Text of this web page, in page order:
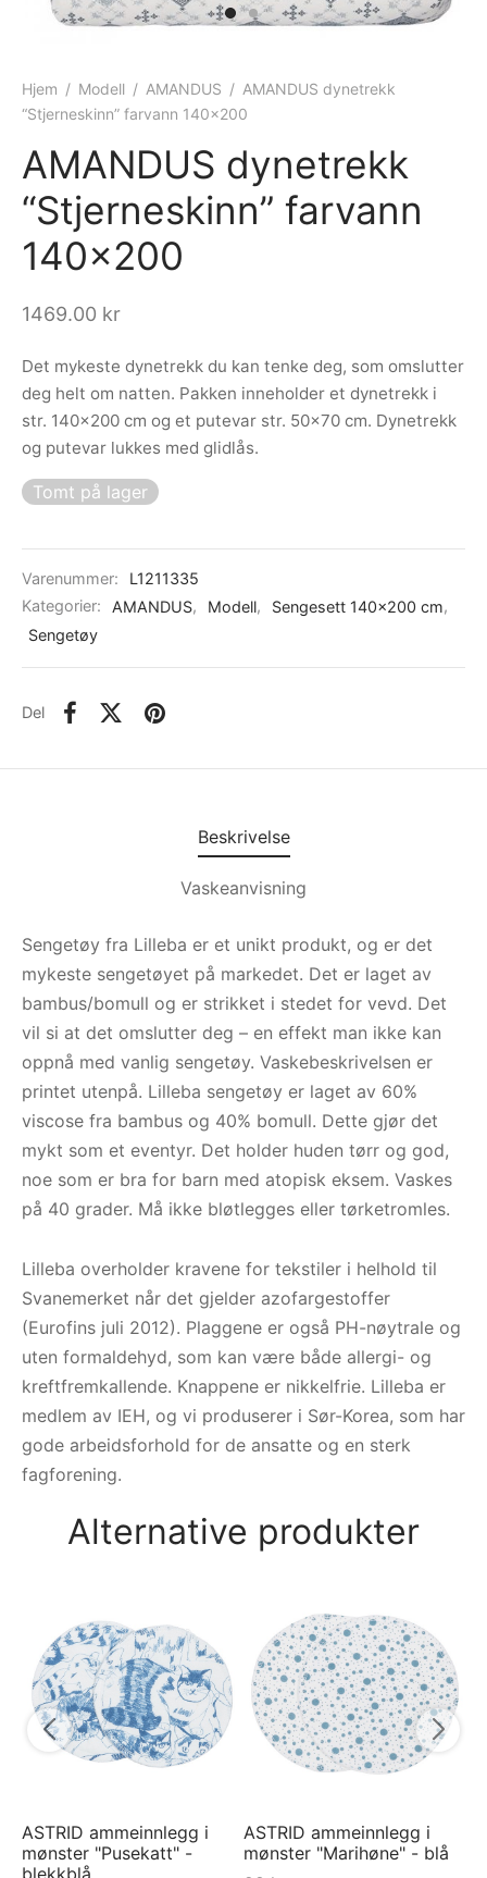
Hjem / Modell / AMANDUS / AMANDUS dynetrekk
“Stjerneskinn” farvann 140×200
AMANDUS dynetrekk
“Stjerneskinn” farvann
140×200
1469.00 kr
Det mykeste dynetrekk du kan tenke deg, som omslutter
deg helt om natten. Pakken inneholder et dynetrekk i
str. 140×200 cm og et putevar str. 50×70 cm. Dynetrekk
og putevar lukkes med glidlås.
Tomt på lager
Varenummer:
L1211335
Kategorier:
AMANDUS, Modell, Sengesett 140x200 cm,
Sengetøy
Del
Beskrivelse
Vaskeanvisning
Sengetøy fra Lilleba er et unikt produkt, og er det
mykeste sengetøyet på markedet. Det er laget av
bambus/bomull og er strikket i stedet for vevd. Det
vil si at det omslutter deg – en effekt man ikke kan
oppnå med vanlig sengetøy. Vaskebeskrivelsen er
printet utenpå. Lilleba sengetøy er laget av 60%
viscose fra bambus og 40% bomull. Dette gjør det
mykt som et eventyr. Det holder huden tørr og god,
noe som er bra for barn med atopisk eksem. Vaskes
på 40 grader. Må ikke bløtlegges eller tørketromles.
Lilleba overholder kravene for tekstiler i helhold til
Svanemerket når det gjelder azofargestoffer
(Eurofins juli 2012). Plaggene er også PH-nøytrale og
uten formaldehyd, som kan være både allergi- og
kreftfremkallende. Knappene er nikkelfrie. Lilleba er
medlem av IEH, og vi produserer i Sør-Korea, som har
gode arbeidsforhold for de ansatte og en sterk
fagforening.
Alternative produkter
ASTRID ammeinnlegg i
mønster "Pusekatt" -
blekkblå
ASTRID ammeinnlegg i
mønster "Marihøne" - blå
teppe